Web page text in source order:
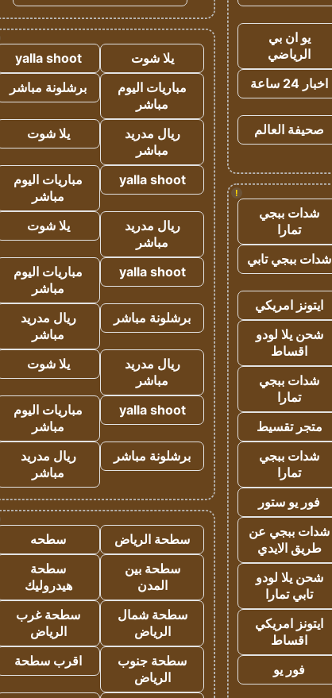
يو ان بي
الرياضي
اخبار 24 ساعة
صحيفة العالم
!
شدات ببجي
تمارا
شدات ببجي تابي
ايتونز امريكي
شحن يلا لودو
اقساط
شدات ببجي
تمارا
متجر تقسيط
شدات ببجي
تمارا
فور يو ستور
شدات ببجي عن
طريق الايدي
شحن يلا لودو
تابي تمارا
ايتونز امريكي
اقساط
فور يو
يلا شوت
yalla shoot
مباريات اليوم
مباشر
برشلونة مباشر
ريال مدريد
مباشر
يلا شوت
yalla shoot
مباريات اليوم
مباشر
ريال مدريد
مباشر
يلا شوت
yalla shoot
مباريات اليوم
مباشر
برشلونة مباشر
ريال مدريد
مباشر
ريال مدريد
مباشر
يلا شوت
yalla shoot
مباريات اليوم
مباشر
برشلونة مباشر
ريال مدريد
مباشر
سطحة الرياض
سطحه
سطحة بين
المدن
سطحة
هيدروليك
سطحة شمال
الرياض
سطحة غرب
الرياض
سطحة جنوب
الرياض
اقرب سطحة